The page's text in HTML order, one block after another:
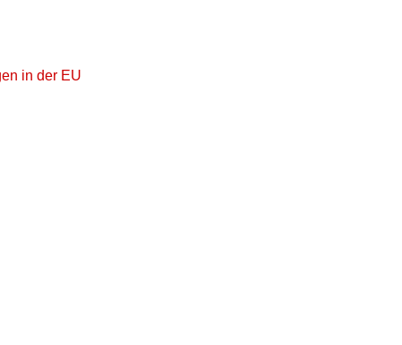
in der EU